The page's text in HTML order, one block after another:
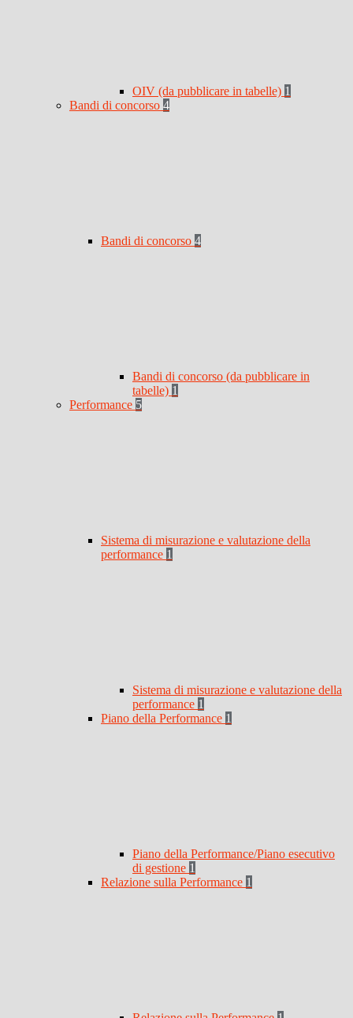
OIV (da pubblicare in tabelle) 1
Bandi di concorso 4
Bandi di concorso 4
Bandi di concorso (da pubblicare in
tabelle) 1
Performance 5
Sistema di misurazione e valutazione della
performance 1
Sistema di misurazione e valutazione della
performance 1
Piano della Performance 1
Piano della Performance/Piano esecutivo
di gestione 1
Relazione sulla Performance 1